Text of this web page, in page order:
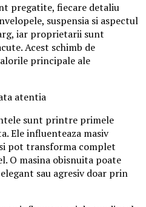
pregatite, fiecare detaliu
suspensia si aspectul
iar proprietarii sunt
Acest schimb de
principale ale
atentia
sunt printre primele
Ele influenteaza masiv
pot transforma complet
O masina obisnuita poate
sau agresiv doar prin